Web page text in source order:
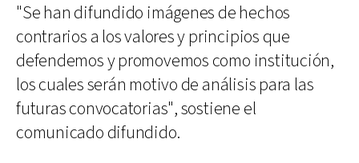
"Se han difundido imágenes de hechos
contrarios a los valores y principios que
defendemos y promovemos como institución,
los cuales serán motivo de análisis para las
futuras convocatorias", sostiene el
comunicado difundido.